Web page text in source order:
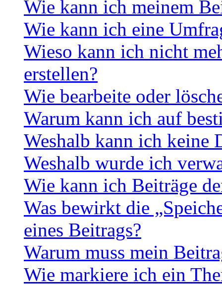
Wie kann ich meinem
Wie kann ich eine
Wieso kann ich nicht
erstellen?
Wie bearbeite oder
Warum kann ich auf
Weshalb kann ich keine
Weshalb wurde ich
Wie kann ich Beiträge
Was bewirkt die
eines Beitrags?
Warum muss mein
Wie markiere ich ein